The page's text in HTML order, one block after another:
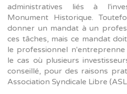
administratives liés à
Monument Historique.
donner un mandat à un
ces tâches, mais ce mandat
le professionnel
le cas où plusieurs
conseillé, pour des raisons
Association Syndicale Libre